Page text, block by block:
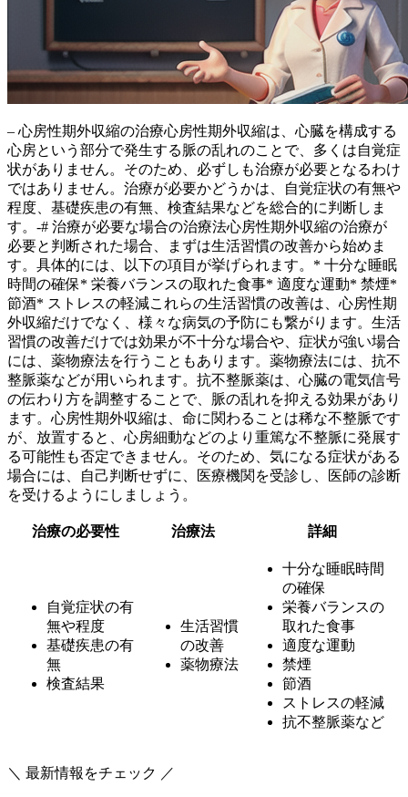
– 心房性期外収縮の治療心房性期外収縮は、心臓を構成する
心房という部分で発生する脈の乱れのことで、多くは自覚症
状がありません。そのため、 必ずしも治療が必要となるわけ
ではありません。 治療が必要かどうかは、自覚症状の有無や
程度、基礎疾患の有無、検査結果などを総合的に判断しま
す。-# 治療が必要な場合の治療法心房性期外収縮の治療が
必要と判断された場合、まずは生活習慣の改善から始めま
す。具体的には、以下の項目が挙げられます。* 十分な睡眠
時間の確保* 栄養バランスの取れた食事* 適度な運動* 禁煙*
節酒* ストレスの軽減これらの生活習慣の改善は、心房性期
外収縮だけでなく、様々な病気の予防にも繋がります。生活
習慣の改善だけでは効果が不十分な場合や、症状が強い場合
には、 薬物療法を行うこともあります。薬物療法には、抗不
整脈薬などが用いられます。抗不整脈薬は、心臓の電気信号
の伝わり方を調整することで、脈の乱れを抑える効果があり
ます。心房性期外収縮は、命に関わることは稀な不整脈です
が、放置すると、心房細動などのより重篤な不整脈に発展す
る可能性も否定できません。そのため、気になる症状がある
場合には、自己判断せずに、医療機関を受診し、医師の診断
を受けるようにしましょう。
治療の必要性 治療法 詳細
自覚症状の有
無や程度
基礎疾患の有
無
検査結果
生活習慣
の改善
薬物療法
十分な睡眠時間
の確保
栄養バランスの
取れた食事
適度な運動
禁煙
節酒
ストレスの軽減
抗不整脈薬など
＼ 最新情報をチェック ／